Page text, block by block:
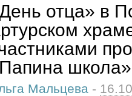
отца» в
школа»
Мальцева -